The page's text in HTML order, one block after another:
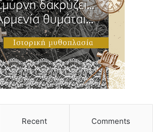
Recent Comments